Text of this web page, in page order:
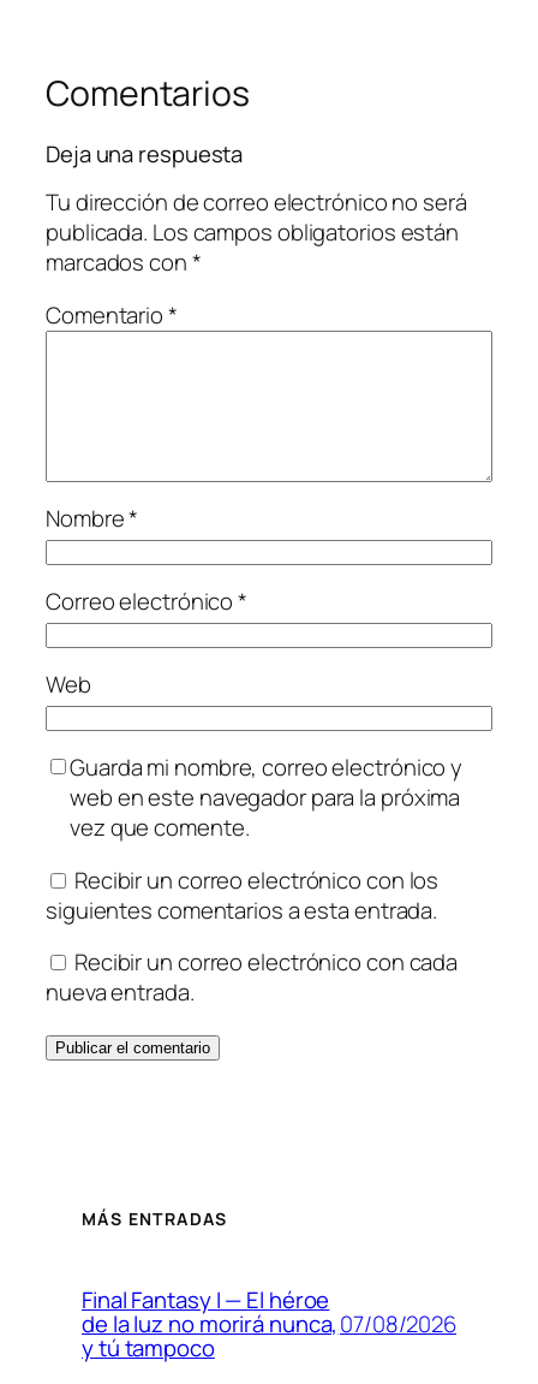
Comentarios
Deja una respuesta
Tu dirección de correo electrónico no será
publicada. Los campos obligatorios están
marcados con*
Comentario*
Nombre*
Correo electrónico*
Web
Guarda mi nombre, correo electrónico y
web en este navegador para la próxima
vez que comente.
Recibir un correo electrónico con los
siguientes comentarios a esta entrada.
Recibir un correo electrónico con cada
nueva entrada.
MÁS ENTRADAS
Final Fantasy I — El héroe
de la luz no morirá nunca,
y tú tampoco
07/08/2026